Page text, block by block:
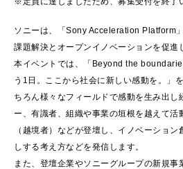
ソニーは、「Sony Acceleration Platform
課題解決とオープンイノベーションを促進
本イベントでは、「Beyond the
う1日。ここから社会に新しい感動を。」
ちろん様々なフィールドで感動を生み出し
ー、有識者、組織や事業の垣根を越えて活
（越境者）などが登壇し、イノベーショ
しする考え方などを発信します。
また、登壇企業やソニーグループの新規事